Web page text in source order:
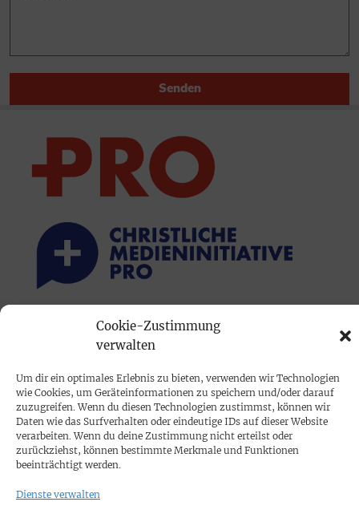
Cookie-Zustimmung
verwalten
Um dir ein optimales Erlebnis zu bieten, verwenden wir Technologien
wie Cookies, um Geräteinformationen zu speichern und/oder darauf
zuzugreifen. Wenn du diesen Technologien zustimmst, können wir
Daten wie das Surfverhalten oder eindeutige IDs auf dieser Website
verarbeiten. Wenn du deine Zustimmung nicht erteilst oder
zurückziehst, können bestimmte Merkmale und Funktionen
beeinträchtigt werden.
Dienste verwalten
Senden
PRINTAUSGABE
PROKOMPAKT
Impressum
SPENDEN
Datenschutz